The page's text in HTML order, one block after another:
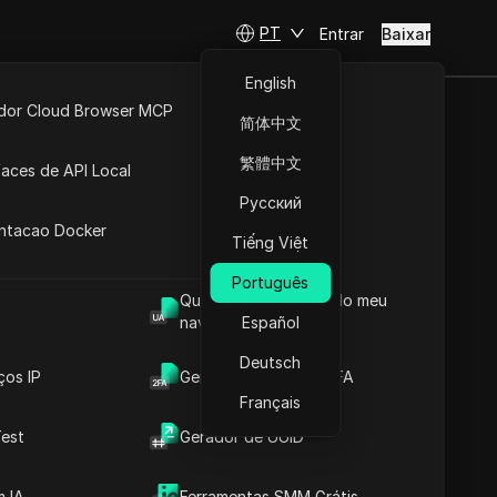
Qual é o User Agent do meu
navegador
IP Gerador de Código 2FA
Gerador de UUID
Cloud Browser MCP
de API Local
Docker
PT
English
简体中文
繁體中文
Русский
Tiếng Việt
Português
Español
Deutsch
Français
Entrar Baixar
Tubrug